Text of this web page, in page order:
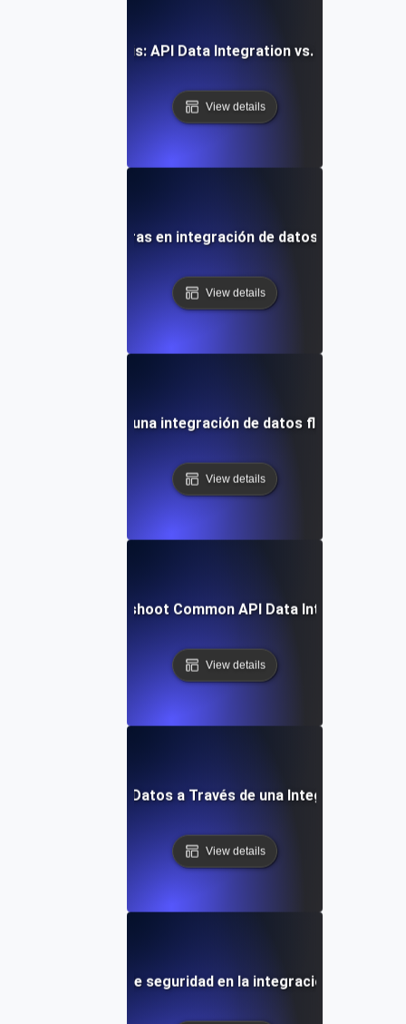
Analysis: API Data Integration vs. Traditional
View details
Tendencias futuras en integración de datos y análisis de
View details
Cómo lograr una integración de datos fluida con
View details
How to Troubleshoot Common API Data Integration
View details
Flujos de Datos a Través de una Integración
View details
Consideraciones de seguridad en la integración de datos